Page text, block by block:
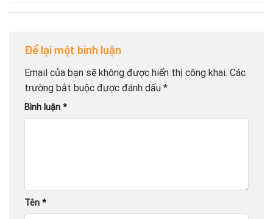
Để lại một bình luận
Email của bạn sẽ không được hiển thị công khai. Các
trường bắt buộc được đánh dấu *
Bình luận *
Tên *